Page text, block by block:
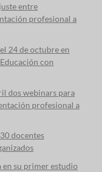
entre
profesional a
24 de octubre en
con
dos webinars para
profesional a
docentes
en su primer estudio